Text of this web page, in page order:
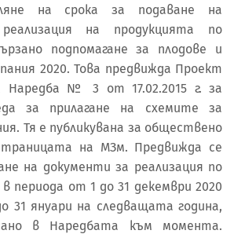
на срока за подаване на
на продукцията по
подпомагане за плодове и
2020. Това предвижда Проект
Наредба № 3 от 17.02.2015 г. за
за прилагане на схемите за
Тя е публикувана за обществено
на МЗм. Предвижда се
на документи за реализация по
периода от 1 до 31 декември 2020
31 януари на следващата година,
в Наредбата към момента.